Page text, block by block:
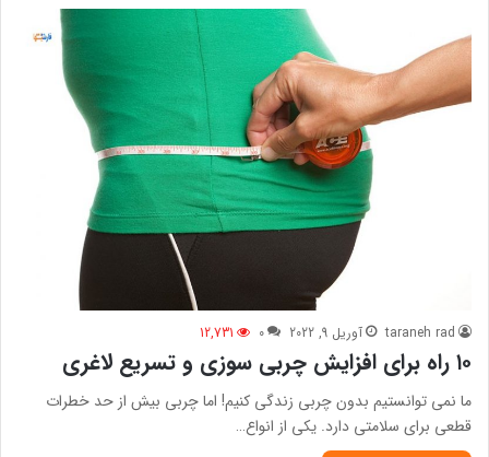
taraneh rad آوریل 9, 2022 0
12,731
۱۰ راه برای افزایش چربی سوزی و تسریع لاغری
ما نمی توانستیم بدون چربی زندگی کنیم! اما چربی بیش از حد خطرات
قطعی برای سلامتی دارد. یکی از انواع…